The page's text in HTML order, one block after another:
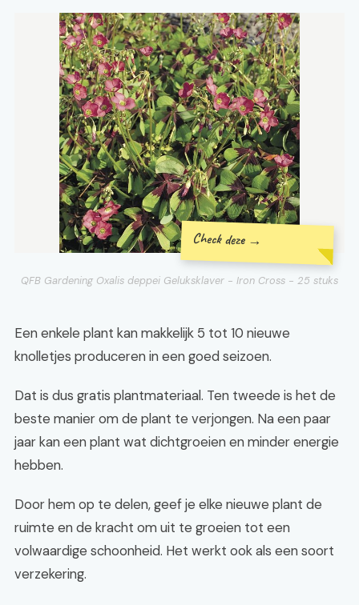
Check deze →
QFB Gardening Oxalis deppei Geluksklaver - Iron Cross - 25 stuks
Een enkele plant kan makkelijk 5 tot 10 nieuwe
knolletjes produceren in een goed seizoen.
Dat is dus gratis plantmateriaal. Ten tweede is het de
beste manier om de plant te verjongen. Na een paar
jaar kan een plant wat dichtgroeien en minder energie
hebben.
Door hem op te delen, geef je elke nieuwe plant de
ruimte en de kracht om uit te groeien tot een
volwaardige schoonheid. Het werkt ook als een soort
verzekering.